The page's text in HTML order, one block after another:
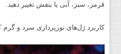
قرمز، سبز، آبی یا بنفش تغییر دهید.
کاربرد ژل‌های نورپردازی سرد و